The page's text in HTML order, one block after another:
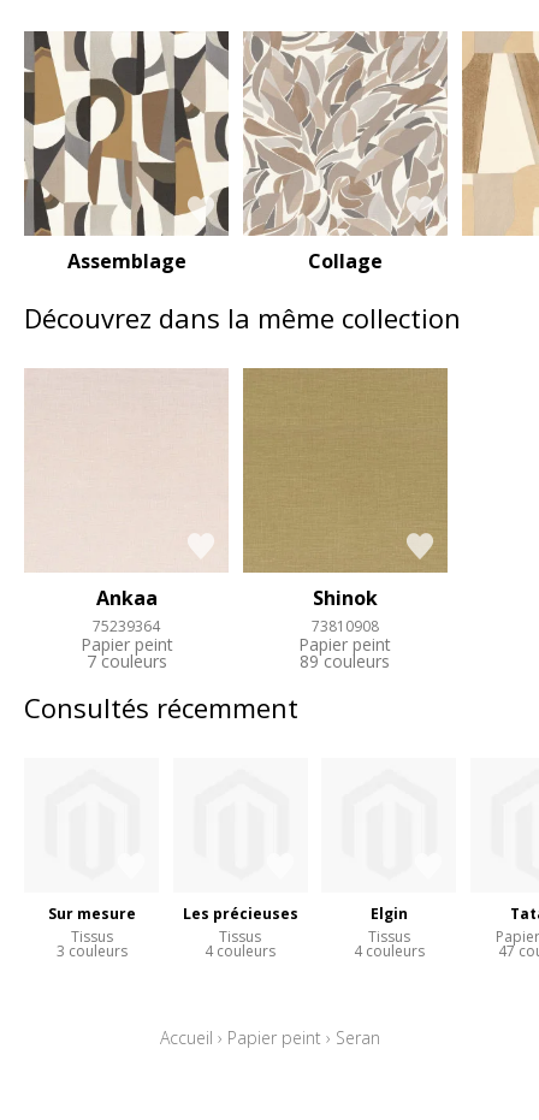
Assemblage Collage
Découvrez dans la même collection
Ankaa
75239364
Papier peint
7 couleurs
Shinok
73810908
Papier peint
89 couleurs
Consultés récemment
Sur mesure
Tissus
3 couleurs
Les précieuses
Tissus
4 couleurs
Elgin
Tissus
4 couleurs 47
Accueil › Papier peint › Seran